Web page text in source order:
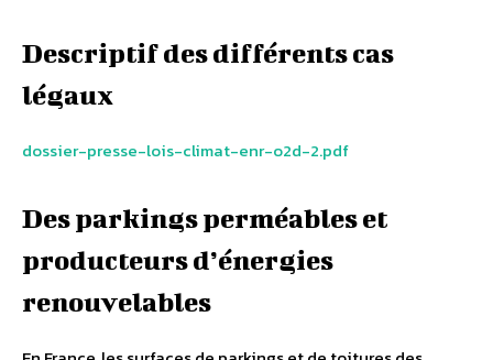
Descriptif des différents cas
légaux
dossier-presse-lois-climat-enr-o2d-2.pdf
Des parkings perméables et
producteurs d’énergies
renouvelables